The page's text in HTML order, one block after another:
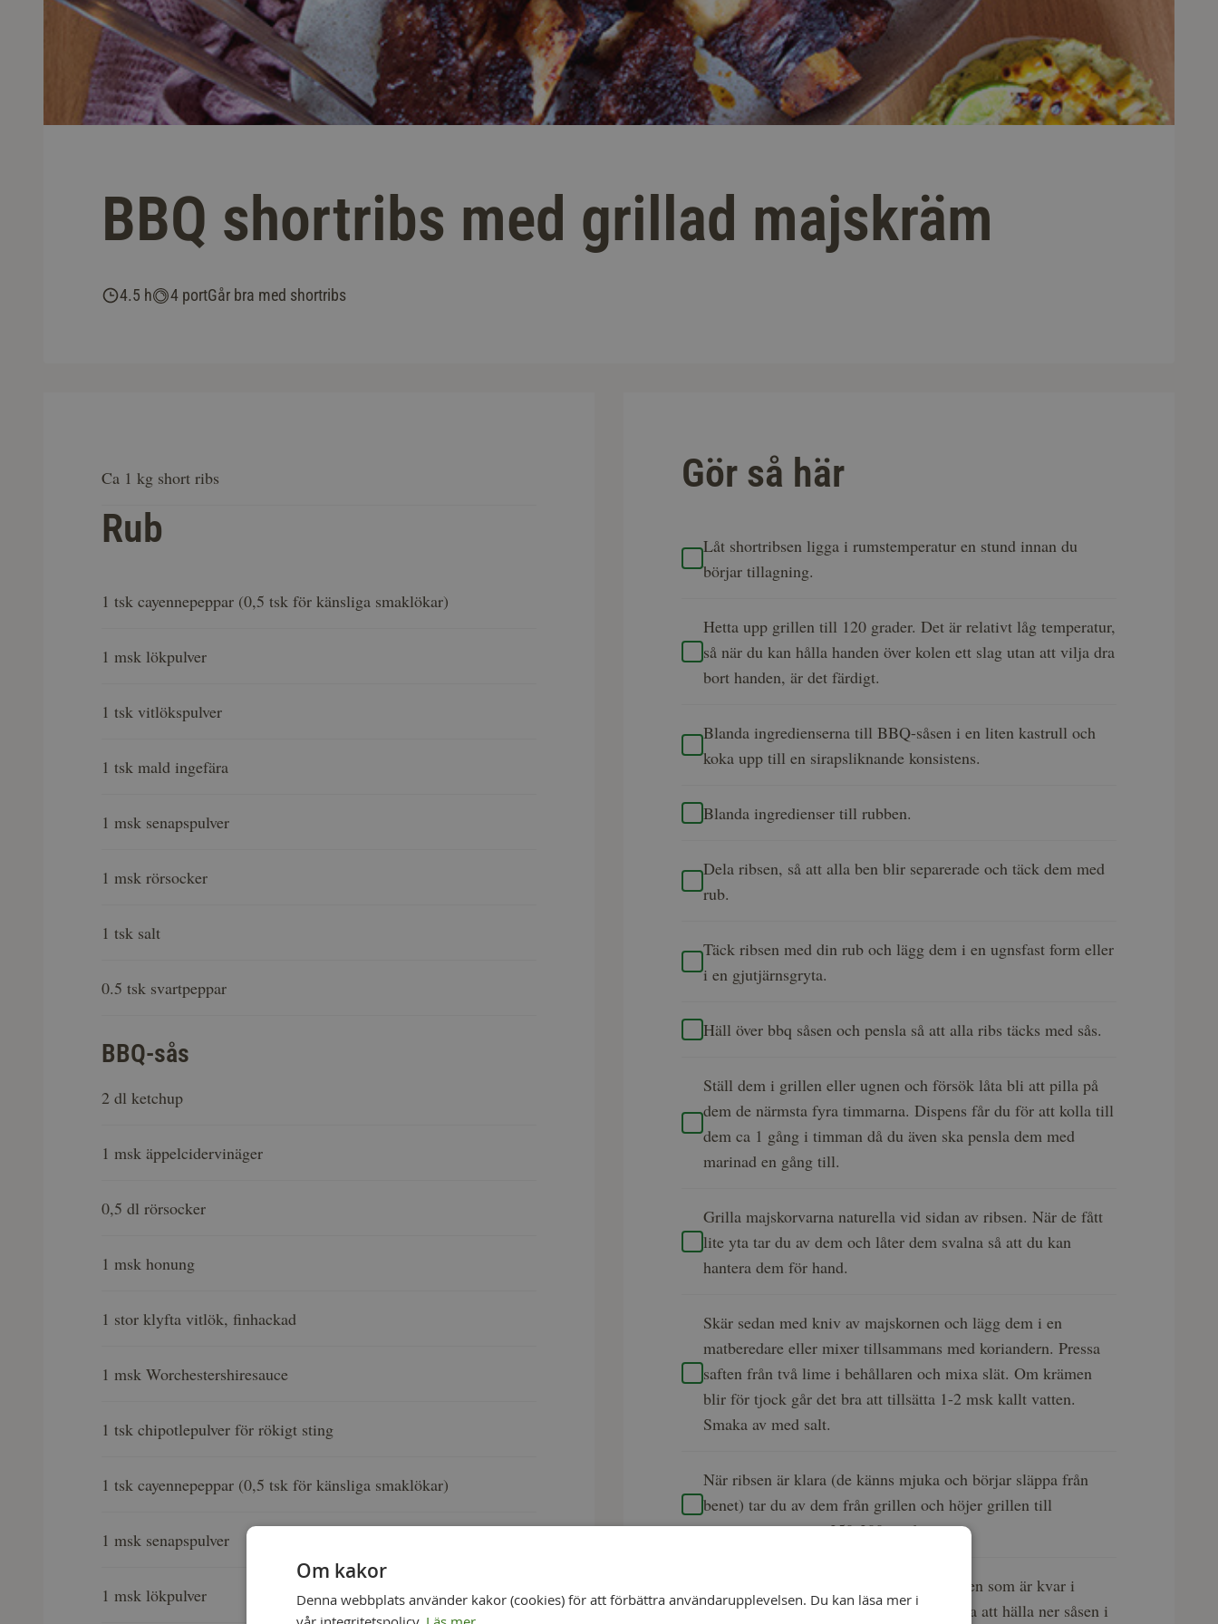
BBQ shortribs med grillad majskräm
4.5 h 4 portGår bra med shortribs
Ca 1 kg short ribs
Rub
1 tsk cayennepeppar (0,5 tsk för känsliga smaklökar)
1 msk lökpulver
1 tsk vitlökspulver
1 tsk mald ingefära
1 msk senapspulver
1 msk rörsocker
1 tsk salt
0.5 tsk svartpeppar
BBQ-sås
2 dl ketchup
1 msk äppelcidervinäger
0,5 dl rörsocker
1 msk honung
1 stor klyfta vitlök, finhackad
1 msk Worchestershiresauce
1 tsk chipotlepulver för rökigt sting
1 tsk cayennepeppar (0,5 tsk för känsliga smaklökar)
1 msk senapspulver
1 msk lökpulver
Gör så här
Låt shortribsen ligga i rumstemperatur en stund innan du
börjar tillagning.
Hetta upp grillen till 120 grader. Det är relativt låg temperatur,
så när du kan hålla handen över kolen ett slag utan att vilja dra
bort handen, är det färdigt.
Blanda ingredienserna till BBQ-såsen i en liten kastrull och
koka upp till en sirapsliknande konsistens.
Blanda ingredienser till rubben.
Dela ribsen, så att alla ben blir separerade och täck dem med
rub.
Täck ribsen med din rub och lägg dem i en ugnsfast form eller
i en gjutjärnsgryta.
Häll över bbq såsen och pensla så att alla ribs täcks med sås.
Ställ dem i grillen eller ugnen och försök låta bli att pilla på
dem de närmsta fyra timmarna. Dispens får du för att kolla till
dem ca 1 gång i timman då du även ska pensla dem med
marinad en gång till.
Grilla majskorvarna naturella vid sidan av ribsen. När de fått
lite yta tar du av dem och låter dem svalna så att du kan
hantera dem för hand.
Skär sedan med kniv av majskornen och lägg dem i en
matberedare eller mixer tillsammans med koriandern. Pressa
saften från två lime i behållaren och mixa slät. Om krämen
blir för tjock går det bra att tillsätta 1-2 msk kallt vatten.
Smaka av med salt.
När ribsen är klara (de känns mjuka och börjar släppa från
benet) tar du av dem från grillen och höjer grillen till
maxtemperatur, ca 250-300 grader.
Under tiden kan du koka en glaze på såsen som är kvar i
formen eller grytan. Detta gör du genoma att hälla ner såsen i
Om kakor
Denna webbplats använder kakor (cookies) för att förbättra användarupplevelsen. Du kan läsa mer i